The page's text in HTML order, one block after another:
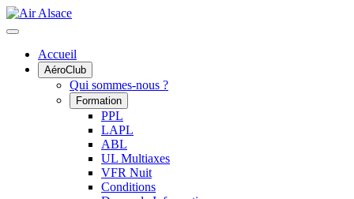
Accueil
AéroClub
Qui sommes-nous ?
Formation
PPL
LAPL
ABL
UL Multiaxes
VFR Nuit
Conditions